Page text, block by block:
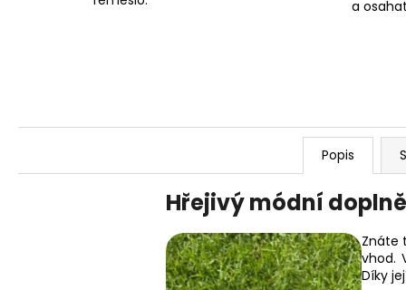
a
Popis
Hřejivý módní
Znáte
vhod.
Díky